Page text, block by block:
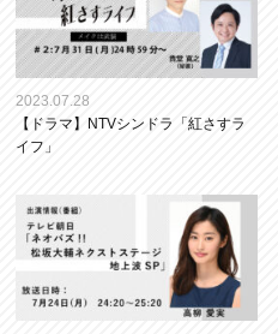
2023.07.28
【ドラマ】NTVシンドラ「紅さすラ
イフ」